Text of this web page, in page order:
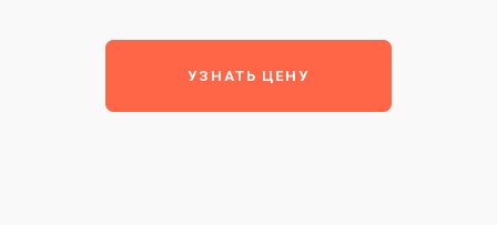
УЗНАТЬ ЦЕНУ